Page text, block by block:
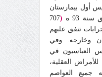
أول بيمارستان
93 ه
(
707
تنفق عليهم
وخارجه. وفي
العباسيون في
العقلية،
جميع العواصم